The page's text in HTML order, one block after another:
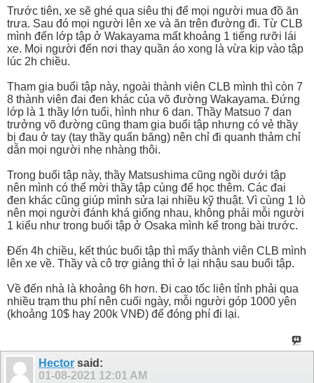
Trước tiên, xe sẽ ghé qua siêu thị để mọi người mua đồ ăn
trưa. Sau đó mọi người lên xe và ăn trên đường đi. Từ CLB
mình đến lớp tập ở Wakayama mất khoảng 1 tiếng rưỡi lái
xe. Mọi người đến nơi thay quần áo xong là vừa kịp vào tập
lúc 2h chiều.
Tham gia buổi tập này, ngoài thành viên CLB mình thì còn 7
8 thành viên đai đen khác của võ đường Wakayama. Đứng
lớp là 1 thầy lớn tuổi, hình như 6 dan. Thầy Matsuo 7 dan
trưởng võ đường cũng tham gia buổi tập nhưng có vẻ thầy
bị đau ở tay (tay thầy quấn băng) nên chỉ đi quanh thảm chỉ
dẫn mọi người nhẹ nhàng thôi.
Trong buổi tập này, thầy Matsushima cũng ngồi dưới tập
nên mình có thể mời thầy tập cùng để học thêm. Các đai
đen khác cũng giúp mình sửa lại nhiều kỹ thuật. Vì cùng 1 lò
nên mọi người đánh khá giống nhau, không phải mỗi người
1 kiểu như trong buổi tập ở Osaka mình kể trong bài trước.
Đến 4h chiều, kết thúc buổi tập thì mấy thành viên CLB mình
lên xe về. Thầy và cô trợ giảng thì ở lại nhậu sau buổi tập.
Về đến nhà là khoảng 6h hơn. Đi cao tốc liên tỉnh phải qua
nhiều trạm thu phí nên cuối ngày, mỗi người góp 1000 yên
(khoảng 10$ hay 200k VNĐ) để đóng phí đi lại.
Hector said:
01-08-2021 12:01 AM